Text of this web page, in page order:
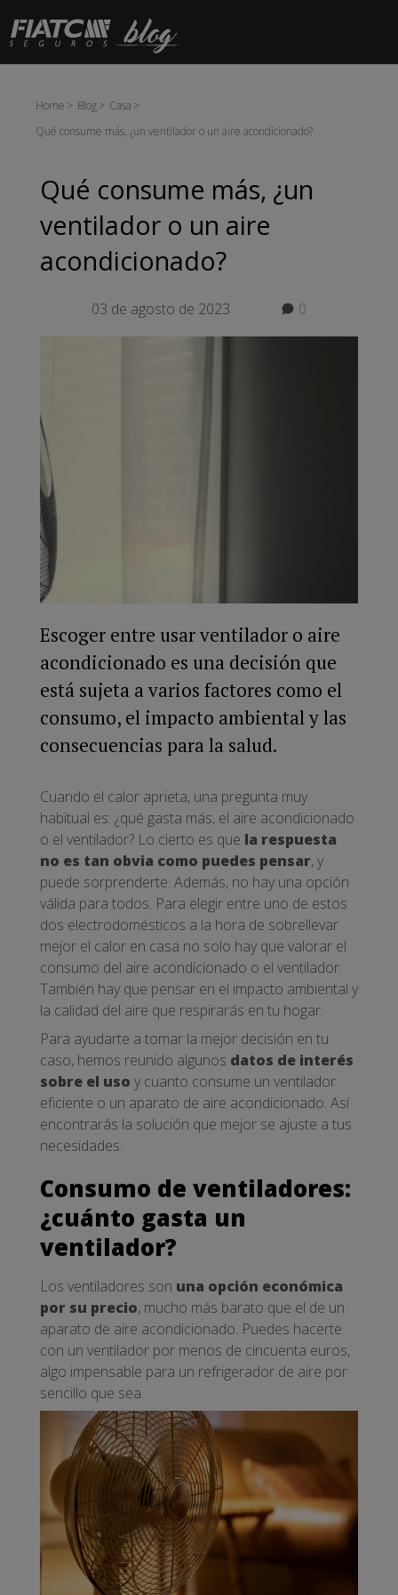
Saltar al contenido principal
Home Blog
Casa
Qué consume más, ¿un ventilador o un aire acondicionado?
Qué consume más, ¿un
ventilador o un aire
acondicionado?
03 de agosto de 2023 0
Escoger entre usar ventilador o aire
acondicionado es una decisión que
está sujeta a varios factores como el
consumo, el impacto ambiental y las
consecuencias para la salud.
Cuando el calor aprieta, una pregunta muy
habitual es: ¿qué gasta más, el aire acondicionado
o el ventilador? Lo cierto es que la respuesta
no es tan obvia como puedes pensar, y
puede sorprenderte. Además, no hay una opción
válida para todos. Para elegir entre uno de estos
dos electrodomésticos a la hora de sobrellevar
mejor el calor en casa no solo hay que valorar el
consumo del aire acondicionado o el ventilador.
También hay que pensar en el impacto ambiental y
la calidad del aire que respirarás en tu hogar.
Para ayudarte a tomar la mejor decisión en tu
caso, hemos reunido algunos datos de interés
sobre el uso y cuanto consume un ventilador
eficiente o un aparato de aire acondicionado. Así
encontrarás la solución que mejor se ajuste a tus
necesidades.
Consumo de ventiladores:
¿cuánto gasta un
ventilador?
Los ventiladores son una opción económica
por su precio, mucho más barato que el de un
aparato de aire acondicionado. Puedes hacerte
con un ventilador por menos de cincuenta euros,
algo impensable para un refrigerador de aire por
sencillo que sea.